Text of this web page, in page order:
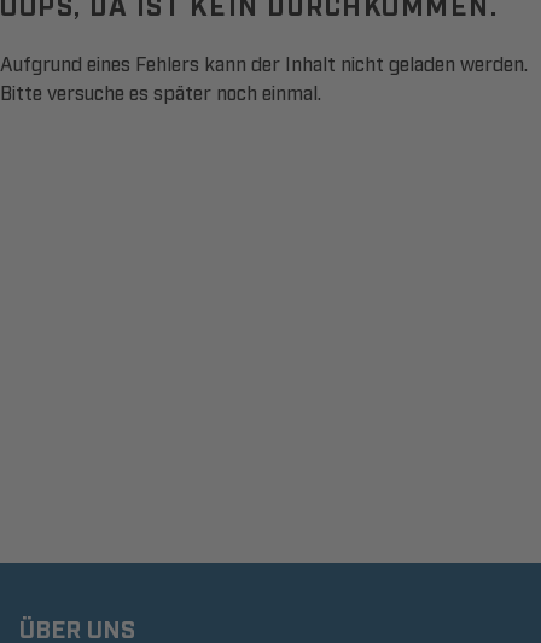
Aufgrund eines Fehlers kann der Inhalt nicht geladen werden.
Bitte versuche es später noch einmal.
ÜBER UNS